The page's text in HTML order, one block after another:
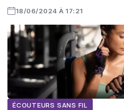
18/06/2024 À 17:21
ÉCOUTEURS SANS FIL